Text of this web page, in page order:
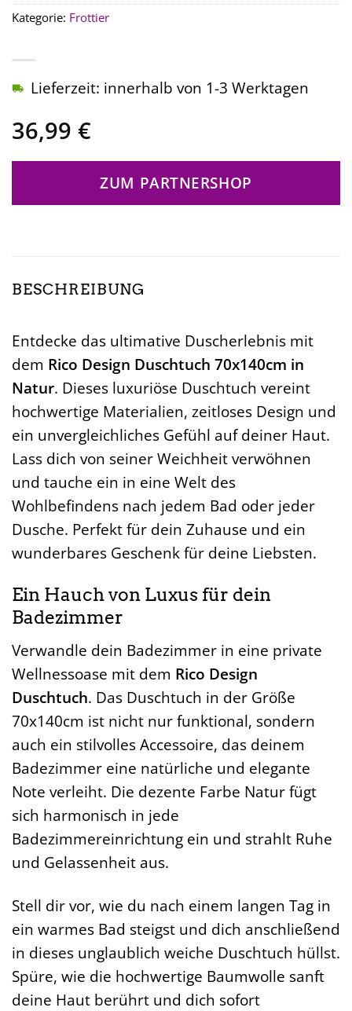
36,99 €
Lieferzeit: innerhalb von 1-3 Werktagen
ZUM PARTNERSHOP
Kategorie: Frottier
BESCHREIBUNG
Entdecke das ultimative Duscherlebnis mit
dem Rico Design Duschtuch 70x140cm in
Natur. Dieses luxuriöse Duschtuch vereint
hochwertige Materialien, zeitloses Design und
ein unvergleichliches Gefühl auf deiner Haut.
Lass dich von seiner Weichheit verwöhnen
und tauche ein in eine Welt des
Wohlbefindens nach jedem Bad oder jeder
Dusche. Perfekt für dein Zuhause und ein
wunderbares Geschenk für deine Liebsten.
Ein Hauch von Luxus für dein
Badezimmer
Verwandle dein Badezimmer in eine private
Wellnessoase mit dem Rico Design
Duschtuch. Das Duschtuch in der Größe
70x140cm ist nicht nur funktional, sondern
auch ein stilvolles Accessoire, das deinem
Badezimmer eine natürliche und elegante
Note verleiht. Die dezente Farbe Natur fügt
sich harmonisch in jede
Badezimmereinrichtung ein und strahlt Ruhe
und Gelassenheit aus.
Stell dir vor, wie du nach einem langen Tag in
ein warmes Bad steigst und dich anschließend
in dieses unglaublich weiche Duschtuch hüllst.
Spüre, wie die hochwertige Baumwolle sanft
deine Haut berührt und dich sofort